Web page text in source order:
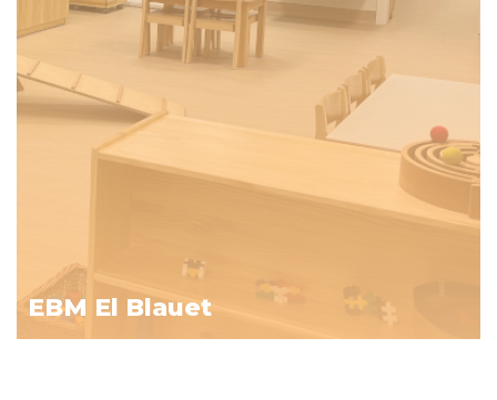
EBM El Blauet